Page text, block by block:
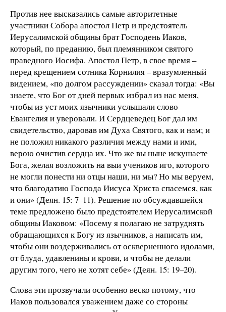
Против нее высказались самые авторитетные
участники Собора апостол Петр и предстоятель
Иерусалимской общины брат Господень Иаков,
который, по преданию, был племянником святого
праведного Иосифа. Апостол Петр, в свое время –
перед крещением сотника Корнилия – вразумленный
видением, «по долгом рассуждении» сказал тогда: «Вы
знаете, что Бог от дней первых избрал из нас меня,
чтобы из уст моих язычники услышали слово
Евангелия и уверовали. И Сердцеведец Бог дал им
свидетельство, даровав им Духа Святого, как и нам; и
не положил никакого различия между нами и ими,
верою очистив сердца их. Что же вы ныне искушаете
Бога, желая возложить на выи учеников иго, которого
не могли понести ни отцы наши, ни мы? Но мы веруем,
что благодатию Господа Иисуса Христа спасемся, как
и они» (Деян. 15: 7–11). Решение по обсуждавшейся
теме предложено было предстоятелем Иерусалимской
общины Иаковом: «Посему я полагаю не затруднять
обращающихся к Богу из язычников, а написать им,
чтобы они воздерживались от оскверненного идолами,
от блуда, удавленины и крови, и чтобы не делали
другим того, чего не хотят себе» (Деян. 15: 19–20).
Слова эти прозвучали особенно веско потому, что
Иаков пользовался уважением даже со стороны